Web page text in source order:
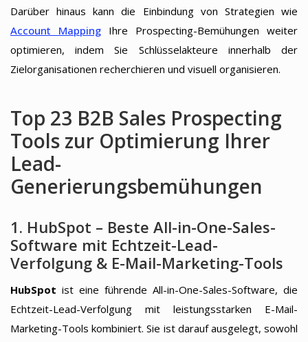
Darüber hinaus kann die Einbindung von Strategien wie
Account Mapping Ihre Prospecting-Bemühungen weiter
optimieren, indem Sie Schlüsselakteure innerhalb der
Zielorganisationen recherchieren und visuell organisieren.
Top 23 B2B Sales Prospecting
Tools zur Optimierung Ihrer
Lead-
Generierungsbemühungen
1. HubSpot – Beste All-in-One-Sales-
Software mit Echtzeit-Lead-
Verfolgung & E-Mail-Marketing-Tools
HubSpot ist eine führende All-in-One-Sales-Software, die
Echtzeit-Lead-Verfolgung mit leistungsstarken E-Mail-
Marketing-Tools kombiniert. Sie ist darauf ausgelegt, sowohl